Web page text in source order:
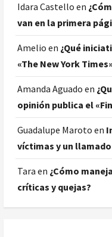
Idara Castello en
van en la primera
Amelio en ¿Qué
«The New York
Amanda Aguado en
opinión publica el
Guadalupe Maroto en
víctimas y un
Tara en ¿Cómo
críticas y quejas?